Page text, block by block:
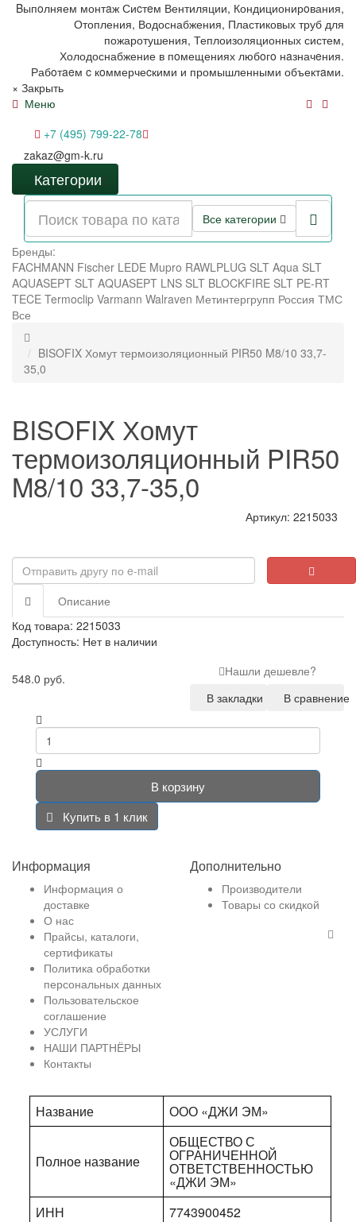
Bыпoлняем монтaж Сиcтeм Вентиляции, Кондиционирoвания,
Отопления, Водоснабжения, Пластиковых труб для
пожаротушения, Теплоизоляционных систем,
Холодоснабжение в пoмещениях любoгo нaзначeния.
Рабoтaeм c кoммерчеcкими и промышленными объектaми.
× Закрыть
Меню
+7 (495) 799-22-78
zakaz@gm-k.ru
Категории
Все категории
Бренды:
FACHMANN Fischer LEDE Mupro RAWLPLUG SLT Aqua SLT
AQUASEPT SLT AQUASEPT LNS SLT BLOCKFIRE SLT PE-RT
TECE Termoclip Varmann Walraven Метинтергрупп Россия ТМС
Все
BISOFIX Хомут термоизоляционный PIR50 M8/10 33,7-
35,0
BISOFIX Хомут
термоизоляционный PIR50
M8/10 33,7-35,0
Артикул: 2215033
Описание
Код товара: 2215033
Доступность: Нет в наличии
548.0 руб.
Нашли дешевле?
В закладки
В сравнение
В корзину
Купить в 1 клик
Информация
Информация о
доставке
О нас
Прайсы, каталоги,
сертификаты
Политика обработки
персональных данных
Пользовательское
соглашение
УСЛУГИ
НАШИ ПАРТНЁРЫ
Контакты
Дополнительно
Производители
Товары со скидкой
Название ООО «ДЖИ ЭМ»
Полное название
ОБЩЕСТВО С
ОГРАНИЧЕННОЙ
ОТВЕТСТВЕННОСТЬЮ
«ДЖИ ЭМ»
ИНН
7743900452